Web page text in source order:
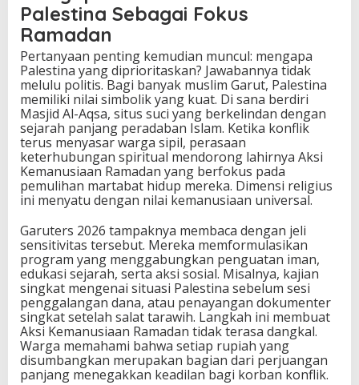
Palestina Sebagai Fokus
Ramadan
Pertanyaan penting kemudian muncul: mengapa
Palestina yang diprioritaskan? Jawabannya tidak
melulu politis. Bagi banyak muslim Garut, Palestina
memiliki nilai simbolik yang kuat. Di sana berdiri
Masjid Al-Aqsa, situs suci yang berkelindan dengan
sejarah panjang peradaban Islam. Ketika konflik
terus menyasar warga sipil, perasaan
keterhubungan spiritual mendorong lahirnya Aksi
Kemanusiaan Ramadan yang berfokus pada
pemulihan martabat hidup mereka. Dimensi religius
ini menyatu dengan nilai kemanusiaan universal.
Garuters 2026 tampaknya membaca dengan jeli
sensitivitas tersebut. Mereka memformulasikan
program yang menggabungkan penguatan iman,
edukasi sejarah, serta aksi sosial. Misalnya, kajian
singkat mengenai situasi Palestina sebelum sesi
penggalangan dana, atau penayangan dokumenter
singkat setelah salat tarawih. Langkah ini membuat
Aksi Kemanusiaan Ramadan tidak terasa dangkal.
Warga memahami bahwa setiap rupiah yang
disumbangkan merupakan bagian dari perjuangan
panjang menegakkan keadilan bagi korban konflik.